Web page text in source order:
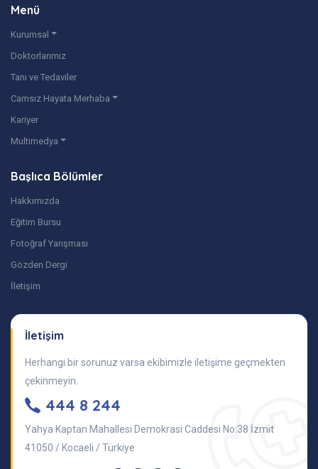
Menü
Kurumsal
Doktorlarımız
Tanı ve Tedaviler
Camsız Hayata Merhaba
Kariyer
Multimedya
Başlıca Bölümler
Hakkımızda
Eğitim Bursu
Fotoğraf Yarışması
Gözden Dergi
İletişim
İletişim
Herhangi bir sorunuz varsa ekibimizle iletişime geçmekten
çekinmeyin.
444 8 244
Yahya Kaptan Mahallesi Demokrasi Caddesi No:38 İzmit
41050 / Kocaeli / Türkiye